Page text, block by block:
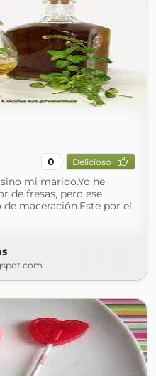
0 Delicioso
mi marido.Yo he
de fresas, pero ese
maceración.Este por el